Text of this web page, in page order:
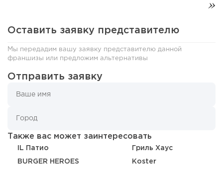
модели производства...
Оставить заявку представителю
Мы передадим вашу заявку представителю данной
франшизы или предложим альтернативы
Отправить заявку
Также вас может заинтересовать
IL Патио Гриль Хаус
BURGER HEROES Koster